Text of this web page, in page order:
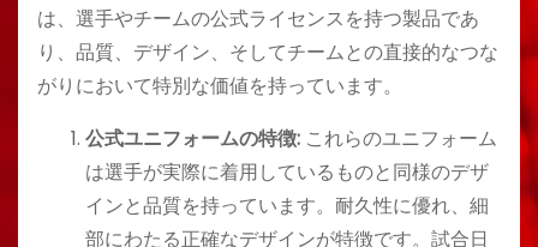
は、選手やチームの公式ライセンスを持つ製品であ
り、品質、デザイン、そしてチームとの直接的なつな
がりにおいて特別な価値を持っています。
公式ユニフォームの特徴: これらのユニフォーム
は選手が実際に着用しているものと同様のデザ
インと品質を持っています。耐久性に優れ、細
部にわたる正確なデザインが特徴です。試合日